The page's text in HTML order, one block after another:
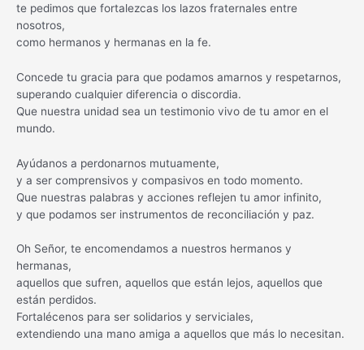
te pedimos que fortalezcas los lazos fraternales entre
nosotros,
como hermanos y hermanas en la fe.
Concede tu gracia para que podamos amarnos y respetarnos,
superando cualquier diferencia o discordia.
Que nuestra unidad sea un testimonio vivo de tu amor en el
mundo.
Ayúdanos a perdonarnos mutuamente,
y a ser comprensivos y compasivos en todo momento.
Que nuestras palabras y acciones reflejen tu amor infinito,
y que podamos ser instrumentos de reconciliación y paz.
Oh Señor, te encomendamos a nuestros hermanos y
hermanas,
aquellos que sufren, aquellos que están lejos, aquellos que
están perdidos.
Fortalécenos para ser solidarios y serviciales,
extendiendo una mano amiga a aquellos que más lo necesitan.